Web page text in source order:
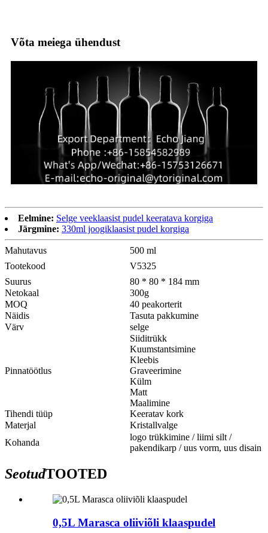
Võta meiega ühendust
Eelmine: Selge veeklaasist pudel keeratava korgiga
Järgmine: 330ml joogiklaasist pudel korgiga
Mahutavus
500 ml
Tootekood
V5325
Suurus
80 * 80 * 184 mm
Netokaal
300g
MOQ
40 peakorterit
Näidis
Tasuta pakkumine
Värv
selge
Pinnatöötlus
Siiditrükk
Kuumstantsimine
Kleebis
Graveerimine
Külm
Matt
Maalimine
Tihendi tüüp
Keeratav kork
Materjal
Kristallvalge
Kohanda
logo trükkimine / liimi silt /
pakendikarp / uus vorm, uus disain
SeotudTOOTED
0,5L Marasca oliiviõli klaaspudel